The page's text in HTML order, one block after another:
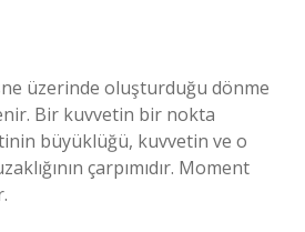
üzerinde oluşturduğu dönme
Bir kuvvetin bir nokta
büyüklüğü, kuvvetin ve o
çarpımıdır. Moment